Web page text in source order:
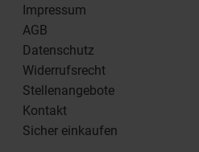
Impressum
AGB
Datenschutz
Widerrufsrecht
Stellenangebote
Kontakt
Sicher einkaufen